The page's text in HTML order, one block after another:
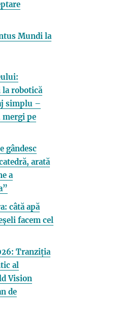
Mundi la
la robotică
simplu –
mergi pe
gândesc
arată
a
câtă apă
facem cel
Tranziția
al
Vision
de